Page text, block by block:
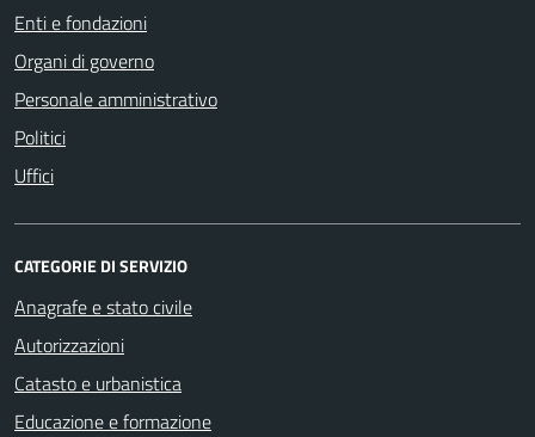
Enti e fondazioni
Organi di governo
Personale amministrativo
Politici
Uffici
CATEGORIE DI SERVIZIO
Anagrafe e stato civile
Autorizzazioni
Catasto e urbanistica
Educazione e formazione